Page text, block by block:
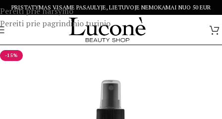
Pereiti prie naršymo
Pereiti prie pagrindinio turinio
PRISTATYMAS VISAME PASAULYJE, LIETUVOJE NEMOKAMAI NUO 50 EUR
-15%